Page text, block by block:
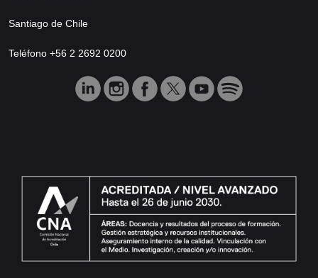
Santiago de Chile
Teléfono +56 2 2692 0200